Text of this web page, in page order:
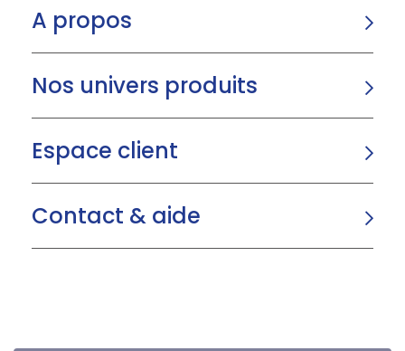
A propos
Nos univers produits
Espace client
Contact & aide